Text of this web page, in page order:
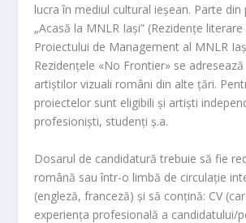
lucra în mediul cultural ieșean. Parte din
„Acasă la MNLR Iași” (Rezidențe
Proiectului de Management al MNLR
Rezidențele «No Frontier» se
artiștilor vizuali români din alte țări.
proiectelor sunt eligibili și artiști
profesioniști, studenți ș.a.
Dosarul de candidatură trebuie să fie
română sau într-o limbă de circulație
(engleză, franceză) și să conțină: CV
experiența profesională a candidatului/